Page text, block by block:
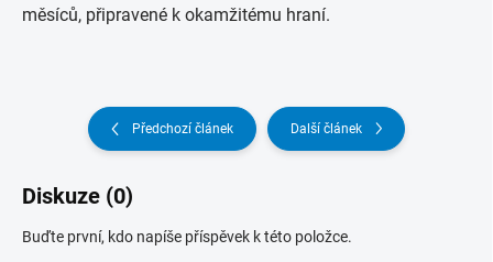
měsíců, připravené k okamžitému hraní.
Předchozí článek Další článek
Diskuze (0)
Buďte první, kdo napíše příspěvek k této položce.